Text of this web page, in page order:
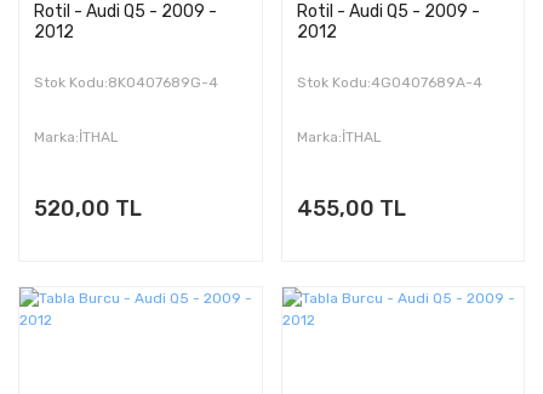
Rotil - Audi Q5 - 2009 -
2012
Stok Kodu:8K0407689G-4
Marka:İTHAL
520,00 TL
Rotil - Audi Q5 - 2009 -
2012
Stok Kodu:4G0407689A-4
Marka:İTHAL
455,00 TL